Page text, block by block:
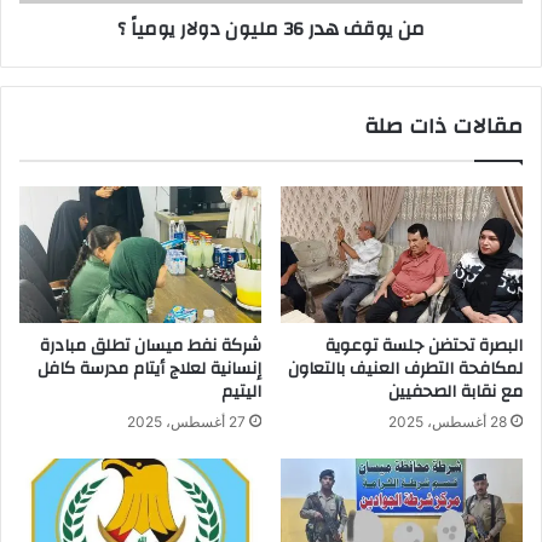
من يوقف هدر 36 مليون دولار يومياً ؟
مقالات ذات صلة
البصرة تحتضن جلسة توعوية
لمكافحة التطرف العنيف بالتعاون
مع نقابة الصحفيين
28 أغسطس، 2025
شركة نفط ميسان تطلق مبادرة
إنسانية لعلاج أيتام مدرسة كافل
اليتيم
27 أغسطس، 2025